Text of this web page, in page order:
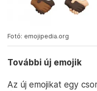
Fotó: emojipedia.org
További új emojik
Az új emojikat egy